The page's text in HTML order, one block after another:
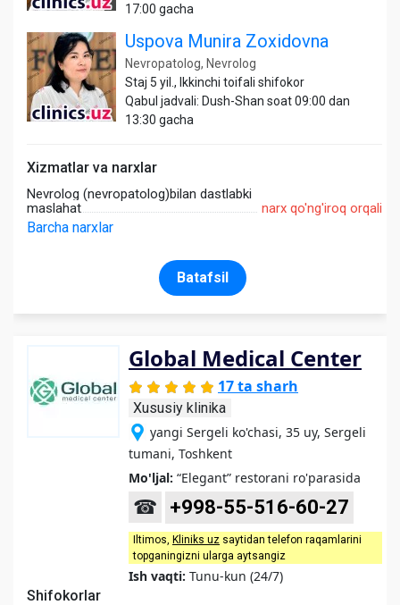
17:00 gacha
Uspova Munira Zoxidovna
Nevropatolog, Nevrolog
Staj 5 yil., Ikkinchi toifali shifokor
Qabul jadvali: Dush-Shan soat 09:00 dan
13:30 gacha
Xizmatlar va narxlar
Nevrolog (nevropatolog)bilan dastlabki
maslahat
narx qo'ng'iroq orqali
Barcha narxlar
Batafsil
Global Medical Center
17 ta sharh
Xususiy klinika
yangi Sergeli ko'chasi, 35 uy, Sergeli
tumani, Toshkent
Mo'ljal: “Elegant” restorani ro'parasida
☎ +998-55-516-60-27
Iltimos, Kliniks uz saytidan telefon raqamlarini
topganingizni ularga aytsangiz
Ish vaqti: Tunu-kun (24/7)
Shifokorlar